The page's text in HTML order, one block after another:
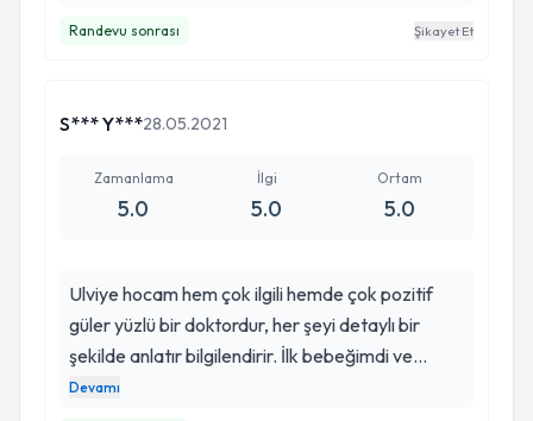
Randevu sonrası Şikayet Et
S*** Y***28.05.2021
Zamanlama
5.0
İlgi
5.0
Ortam
5.0
Ulviye hocam hem çok ilgili hemde çok pozitif
güler yüzlü bir doktordur, her şeyi detaylı bir
şekilde anlatır bilgilendirir. İlk bebeğimdi ve
doğumdan çok korkuyordum kendisinin bilgisi ve
Devamı